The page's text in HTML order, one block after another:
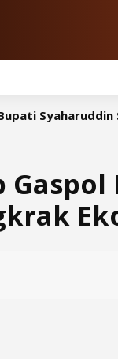
Sampaikan